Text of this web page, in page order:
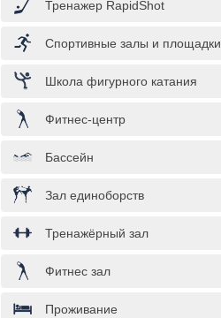
Тренажер RapidShot
Спортивные залы и площадки
Школа фигурного катания
Фитнес-центр
Бассейн
Зал единоборств
Тренажёрный зал
Фитнес зал
Проживание